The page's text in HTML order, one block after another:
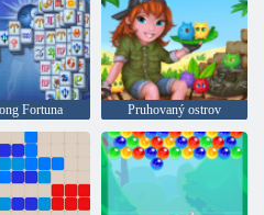
Fortuna Pruhovaný ostrov